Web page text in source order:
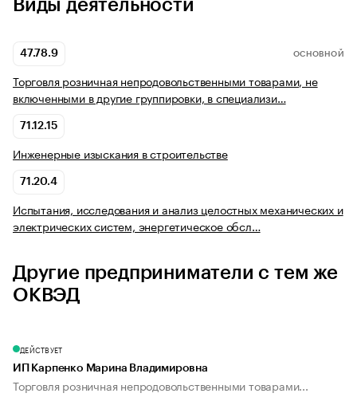
Виды деятельности
47.78.9 ОСНОВНОЙ
Торговля розничная непродовольственными товарами, не
включенными в другие группировки, в специализи…
71.12.15
Инженерные изыскания в строительстве
71.20.4
Испытания, исследования и анализ целостных механических и
электрических систем, энергетическое обсл…
Другие предприниматели с тем же
ОКВЭД
ДЕЙСТВУЕТ
ИП Карпенко Марина Владимировна
Торговля розничная непродовольственными товарами...